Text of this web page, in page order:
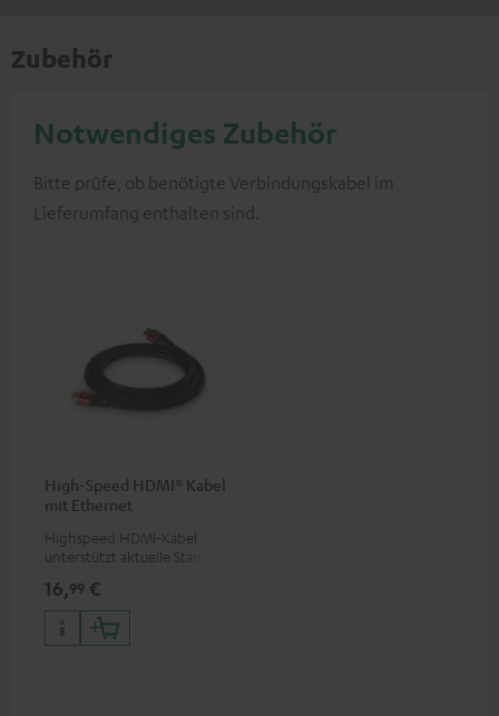
Zubehör
Notwendiges Zubehör
Bitte prüfe, ob benötigte Verbindungskabel im
Lieferumfang enthalten sind.
High-Speed HDMI® Kabel
mit Ethernet
Highspeed HDMI-Kabel
unterstützt aktuelle Standards
16,99 €